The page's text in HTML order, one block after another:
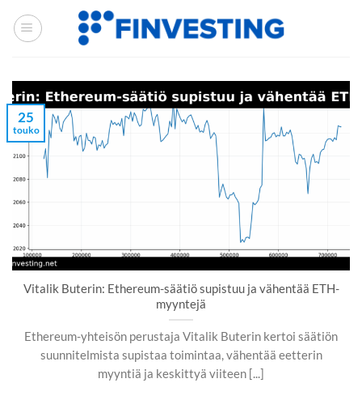
Siirry
sisältöön
Vitalik Buterin: Ethereum-säätiö supistuu ja vähentää ETH-
myyntejä
Ethereum-yhteisön perustaja Vitalik Buterin kertoi säätiön
suunnitelmista supistaa toimintaa, vähentää eetterin
myyntiä ja keskittyä viiteen [...]
25
touko